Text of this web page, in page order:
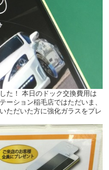
た！ 本日のドック交換費用は
ーション稲毛店ではただいま、
ただいた方に強化ガラスをプレ